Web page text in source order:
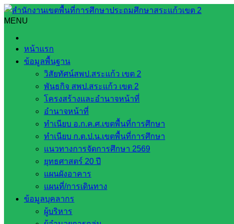
Skip
to
content
MENU
หน้าแรก
ข้อมูลพื้นฐาน
วิสัยทัศน์สพป.สระแก้ว เขต 2
พันธกิจ สพป.สระแก้ว เขต 2
โครงสร้างและอำนาจหน้าที่
อำนาจหน้าที่
ทำเนียบ อ.ก.ค.ศ.เขตพื้นที่การศึกษา
ทำเนียบ ก.ต.ป.น.เขตพื้นที่การศึกษา
แนวทางการจัดการศึกษา 2569
ยุทธศาสตร์ 20 ปี
แผนผังอาคาร
แผนที่/การเดินทาง
ข้อมูลบุคลากร
ผู้บริหาร
Search
ข่าวประสัมพันธ์ สพป.สระแก้วเขต 2
ข่าวประสัมพันธ์ สพป.สระแก้วเขต 2
หน่วยงานที่เกี่ยวข้อง
กระทรวงศึกษาธิการ
กระทรวงการอุดมศึกษา
สำนักงานเลขาธิการสภาการศึกษา
สำนักงานคณะกรรมการการอาชีวศึกษา
สำนักงานคณะกรรมการการศึกษาขั้นพื้น
ฐาน
รายชื่อมหาวิทยาลัยในประเทศไทย
เว็บไซต์สำนักต่าง ๆ ใน สพฐ.
เว็บไซต์ สพม. ในสังกัด สพฐ.